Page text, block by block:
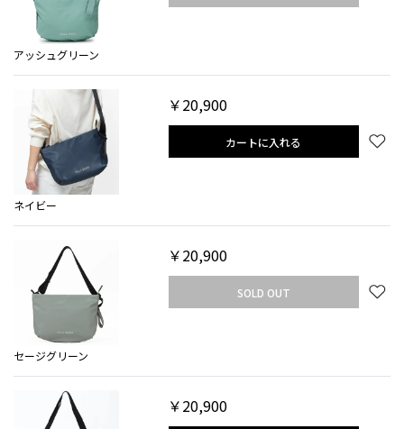
アッシュグリーン
ネイビー
￥20,900
カートに入れる
セージグリーン
￥20,900
SOLD OUT
￥20,900